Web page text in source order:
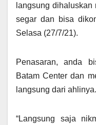
langsung
segar dan bisa
Selasa (27/7/21).
Penasaran, anda
Batam Center dan
langsung dari ahlinya.
“Langsung saja